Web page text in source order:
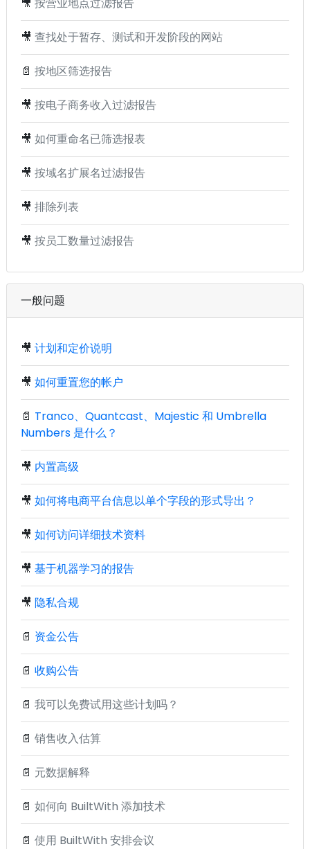
🎥 查找处于暂存、测试和开发阶段的网站
📄 按地区筛选报告
🎥 按电子商务收入过滤报告
🎥 如何重命名已筛选报表
🎥 按域名扩展名过滤报告
🎥 排除列表
🎥 按员工数量过滤报告
一般问题
🎥 计划和定价说明
🎥 如何重置您的帐户
📄 Tranco、Quantcast、Majestic 和 Umbrella
Numbers 是什么？
🎥 内置高级
🎥 如何将电商平台信息以单个字段的形式导出？
🎥 如何访问详细技术资料
🎥 基于机器学习的报告
🎥 隐私合规
📄 资金公告
📄 收购公告
📄 我可以免费试用这些计划吗？
📄 销售收入估算
📄 元数据解释
📄 如何向 BuiltWith 添加技术
📄 使用 BuiltWith 安排会议